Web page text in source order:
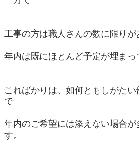
工事の方は職人さんの数に限りが
年内は既にほとんど予定が埋まっ
こればかりは、如何ともしがた
で
年内のご希望には添えない場合が
す。